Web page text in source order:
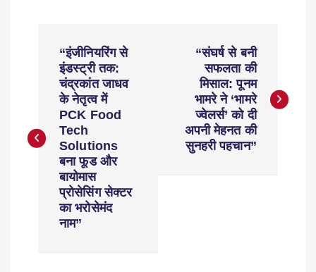
“इंजीनियरिंग से
इंडस्ट्री तक:
चंद्रकांत जाधव
के नेतृत्व में
PCK Food
Tech
Solutions
बना फूड और
बायोमास
प्रोसेसिंग सेक्टर
का भरोसेमंद
नाम”
“संघर्ष से बनी
सफलता की
मिसाल: पूनम
भामरे ने ‘भामरे
ज्वेलर्स’ को दी
अपनी मेहनत की
सुनहरी पहचान”